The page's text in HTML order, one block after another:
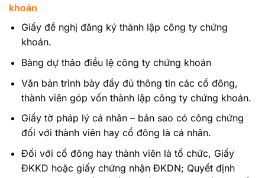
khoán
Giấy đề nghị đăng ký thành lập công ty chứng
khoán.
Bảng dự thảo điều lệ công ty chứng khoán
Văn bản trình bày đầy đủ thông tin các cổ đông,
thành viên góp vốn thành lập công ty chứng khoán.
Giấy tờ pháp lý cá nhân – bản sao có công chứng
đối với thành viên hay cổ đông là cá nhân.
Đối với cổ đông hay thành viên là tổ chức, Giấy
ĐKKD hoặc giấy chứng nhận ĐKDN; Quyết định